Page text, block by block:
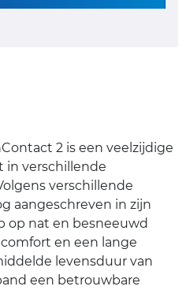
2 is een veelzijdige
in verschillende
verschillende
aangeschreven in zijn
op nat en besneeuwd
en een lange
levensduur van
een betrouwbare